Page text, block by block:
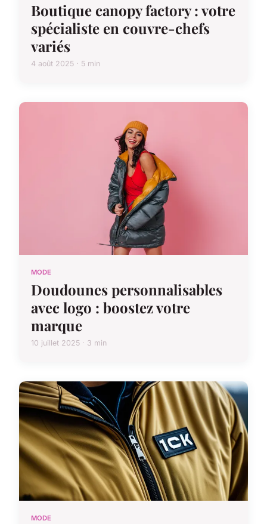
Boutique canopy factory : votre
spécialiste en couvre-chefs
variés
4 août 2025 · 5 min
MODE
Doudounes personnalisables
avec logo : boostez votre
marque
10 juillet 2025 · 3 min
MODE